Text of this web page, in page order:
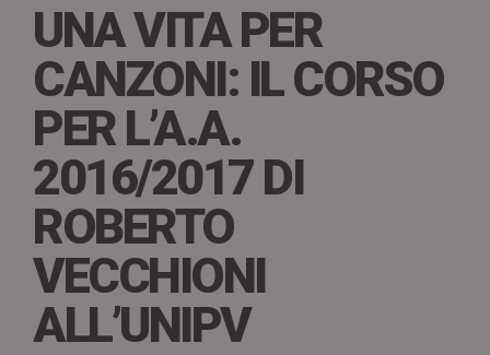
UNA VITA PER
CANZONI: IL CORSO
PER L’A.A.
2016/2017 DI
ROBERTO
VECCHIONI
ALL’UNIPV